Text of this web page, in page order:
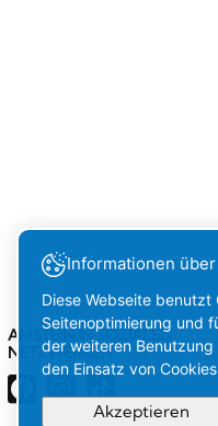
AMSTEIN IN SOZIALEN
NETZWERKEN
Informationen
Diese Webseite
Seitenoptimierung und
der weiteren
den Einsatz von
Akzeptieren